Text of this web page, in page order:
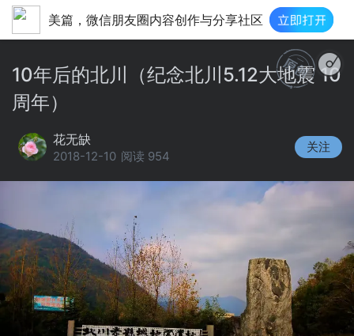
美篇，微信朋友圈内容创作与分享社区
10年后的北川（纪念北川5.12大地震 10
周年）
花无缺
2018-12-10 阅读 954
关注
佛音|路勇|https://